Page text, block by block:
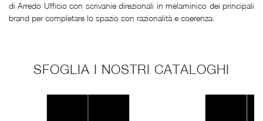
di Arredo Ufficio con scrivanie direzionali in melaminico dei principali
brand per completare lo spazio con razionalità e coerenza.
SFOGLIA I NOSTRI CATALOGHI